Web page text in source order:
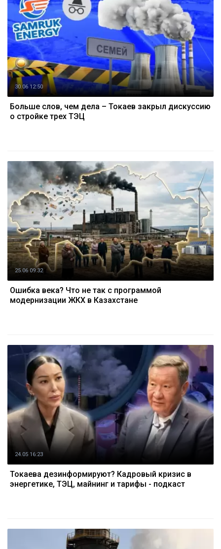
30.06 12:50
Больше слов, чем дела – Токаев закрыл дискуссию
о стройке трех ТЭЦ
25.06 09:32
Ошибка века? Что не так с программой
модернизации ЖКХ в Казахстане
24.05 16:23
Токаева дезинформируют? Кадровый кризис в
энергетике, ТЭЦ, майнинг и тарифы - подкаст